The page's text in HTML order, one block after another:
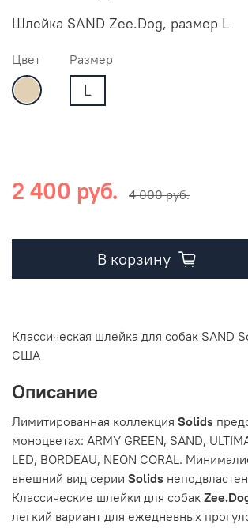
Шлейка SAND Zee.Dog, размер L
Цвет Размер
L
2 400 руб. 4 000 руб.
В корзину
Классическая шлейка для собак SAND
США
Описание
Лимитированная коллекция Solids
моноцветах: ARMY GREEN, SAND,
LED, BORDEAU, NEON CORAL.
внешний вид серии Solids
Классические шлейки для собак
легкий вариант для ежедневных